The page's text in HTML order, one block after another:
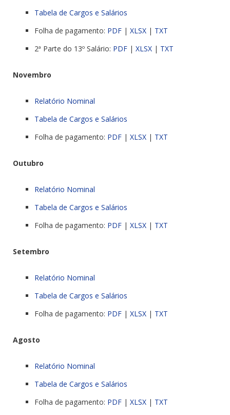
Tabela de Cargos e Salários
Folha de pagamento: PDF | XLSX | TXT
2ª Parte do 13º Salário: PDF | XLSX | TXT
Novembro
Relatório Nominal
Tabela de Cargos e Salários
Folha de pagamento: PDF | XLSX | TXT
Outubro
Relatório Nominal
Tabela de Cargos e Salários
Folha de pagamento: PDF | XLSX | TXT
Setembro
Relatório Nominal
Tabela de Cargos e Salários
Folha de pagamento: PDF | XLSX | TXT
Agosto
Relatório Nominal
Tabela de Cargos e Salários
Folha de pagamento: PDF | XLSX | TXT